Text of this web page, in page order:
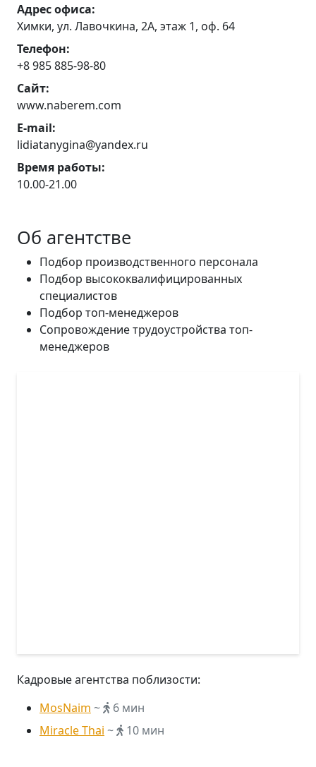
Адрес офиса:
Химки, ул. Лавочкина, 2А, этаж 1, оф. 64
Телефон:
+8 985 885-98-80
Сайт:
www.naberem.com
E-mail:
lidiatanygina@yandex.ru
Время работы:
10.00-21.00
Об агентстве
Подбор производственного персонала
Подбор высококвалифицированных
специалистов
Подбор топ-менеджеров
Сопровождение трудоустройства топ-
менеджеров
Кадровые агентства поблизости:
MosNaim ~
6 мин
Miracle Thai ~ 10 мин